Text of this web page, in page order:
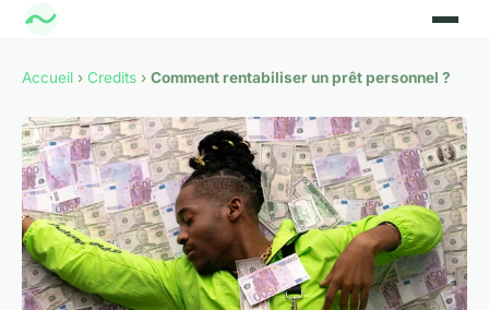
Accueil › Credits › Comment rentabiliser un prêt personnel ?